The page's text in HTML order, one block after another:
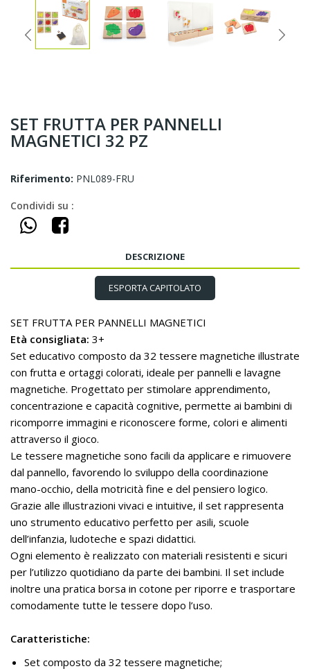
SET FRUTTA PER PANNELLI
MAGNETICI 32 PZ
Riferimento: PNL089-FRU
Condividi su :
DESCRIZIONE
ESPORTA CAPITOLATO
SET FRUTTA PER PANNELLI MAGNETICI
Età consigliata: 3+
Set educativo composto da 32 tessere magnetiche illustrate
con frutta e ortaggi colorati, ideale per pannelli e lavagne
magnetiche. Progettato per stimolare apprendimento,
concentrazione e capacità cognitive, permette ai bambini di
ricomporre immagini e riconoscere forme, colori e alimenti
attraverso il gioco.
Le tessere magnetiche sono facili da applicare e rimuovere
dal pannello, favorendo lo sviluppo della coordinazione
mano-occhio, della motricità fine e del pensiero logico.
Grazie alle illustrazioni vivaci e intuitive, il set rappresenta
uno strumento educativo perfetto per asili, scuole
dell’infanzia, ludoteche e spazi didattici.
Ogni elemento è realizzato con materiali resistenti e sicuri
per l’utilizzo quotidiano da parte dei bambini. Il set include
inoltre una pratica borsa in cotone per riporre e trasportare
comodamente tutte le tessere dopo l’uso.
Caratteristiche:
Set composto da 32 tessere magnetiche;